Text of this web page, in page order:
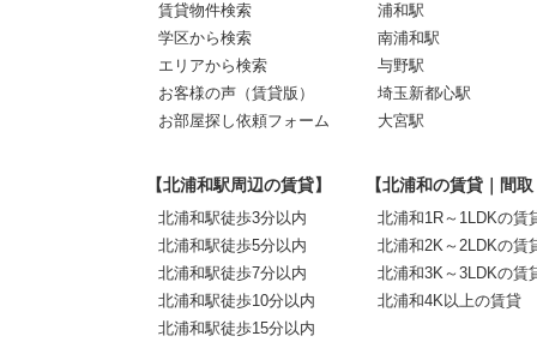
賃貸物件検索
学区から検索
エリアから検索
お客様の声（賃貸版）
お部屋探し依頼フォーム
浦和駅
南浦和駅
与野駅
埼玉新都心駅
大宮駅
【北浦和駅周辺の賃貸】
北浦和駅徒歩3分以内
北浦和駅徒歩5分以内
北浦和駅徒歩7分以内
北浦和駅徒歩10分以内
北浦和駅徒歩15分以内
【北浦和の賃貸｜間
北浦和1R～1LDKの賃
北浦和2K～2LDKの賃
北浦和3K～3LDKの賃
北浦和4K以上の賃貸